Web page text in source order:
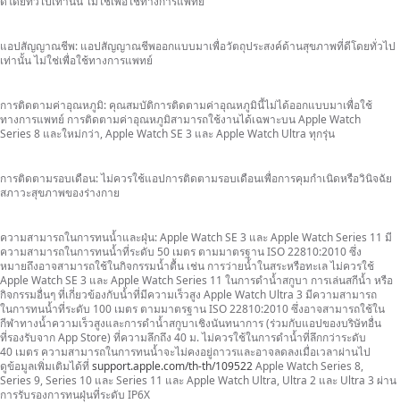
แอปสัญญาณชีพ: แอปสัญญาณชีพออกแบบมาเพื่อวัตถุประสงค์ด้านสุขภาพที่ดีโดยทั่วไป
เท่านั้นไม่ใช่เพื่อใช้ทางการแพทย์
การติดตามค่าอุณหภูมิ: คุณสมบัติการติดตามค่าอุณหภูมินี้ไม่ได้ออกแบบมาเพื่อใช้
ทางการแพทย์ การติดตามค่าอุณหภูมิสามารถใช้งานได้เฉพาะบน Apple Watch
Series 8 และใหม่กว่า,Apple Watch SE 3 และ Apple Watch Ultra ทุกรุ่น
การติดตามรอบเดือน:ไม่ควรใช้แอปการติดตามรอบเดือนเพื่อการคุมกำเนิดหรือวินิจฉัย
สภาวะสุขภาพของร่างกาย
ความสามารถในการทนน้ำและฝุ่น:Apple Watch SE 3 และ Apple Watch Series 11 มี
ความสามารถในการทนน้ำที่ระดับ 50 เมตร ตามมาตรฐานISO 22810:2010 ซึ่ง
หมายถึงอาจสามารถใช้ในกิจกรรมน้ำตื้นเช่น การว่ายน้ำในสระหรือทะเลไม่ควรใช้
Apple Watch SE 3 และ Apple Watch Series 11 ในการดำน้ำสกูบา การเล่นสกีน้ำ หรือ
กิจกรรมอื่นๆ ที่เกี่ยวข้องกับน้ำที่มีความเร็วสูง Apple Watch Ultra 3 มีความสามารถ
ในการทนน้ำที่ระดับ 100 เมตร ตามมาตรฐานISO 22810:2010ซึ่งอาจสามารถใช้ใน
กีฬาทางน้ำความเร็วสูงและการดำน้ำสกูบาเชิงนันทนาการ (ร่วมกับแอปของบริษัทอื่น
ที่รองรับจากApp Store) ที่ความลึกถึง 40 ม.ไม่ควรใช้ในการดำน้ำที่ลึกกว่าระดับ
40 เมตร ความสามารถในการทนน้ำจะไม่คงอยู่ถาวรและอาจลดลงเมื่อเวลาผ่านไป
ดูข้อมูลเพิ่มเติมได้ที่ support.apple.com/th-th/109522Apple Watch Series 8,
Series 9, Series 10 และ Series 11 และ Apple Watch Ultra, Ultra 2 และ Ultra 3 ผ่าน
การรับรองการทนฝุ่นที่ระดับ IP6X